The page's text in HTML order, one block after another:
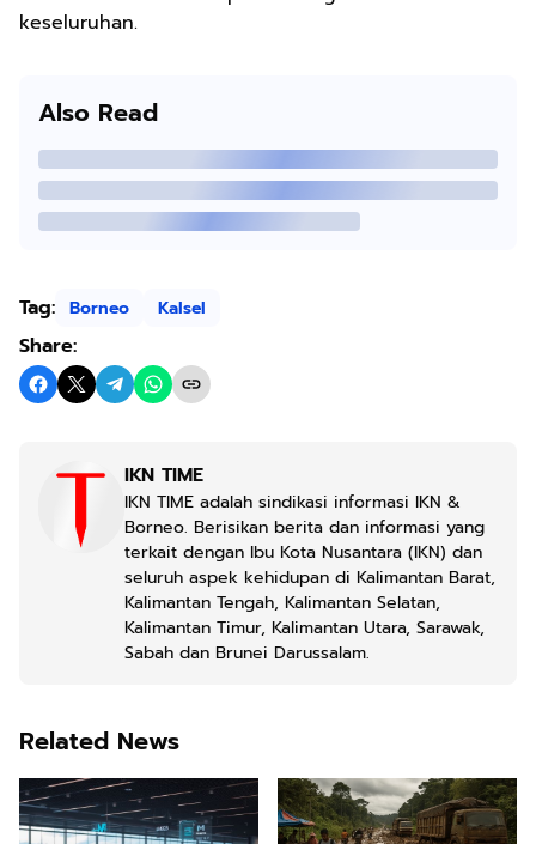
keseluruhan.
Also Read
Tag: Borneo Kalsel
Share:
IKN TIME
IKN TIME adalah sindikasi informasi IKN &
Borneo. Berisikan berita dan informasi yang
terkait dengan Ibu Kota Nusantara (IKN) dan
seluruh aspek kehidupan di Kalimantan Barat,
Kalimantan Tengah, Kalimantan Selatan,
Kalimantan Timur, Kalimantan Utara, Sarawak,
Sabah dan Brunei Darussalam.
Related News